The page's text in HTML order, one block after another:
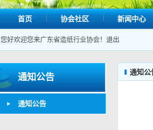
首页 协会社区 新闻中心
您好欢迎您来广东省造纸行业协会！ 退出
通知公告
通知公告
通知公